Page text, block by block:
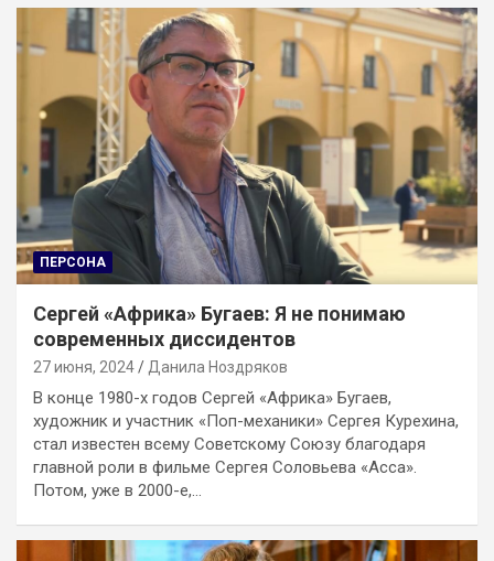
ПЕРСОНА
Сергей «Африка» Бугаев: Я не понимаю
современных диссидентов
27 июня, 2024 Данила Ноздряков
В конце 1980-х годов Сергей «Африка» Бугаев,
художник и участник «Поп-механики» Сергея Курехина,
стал известен всему Советскому Союзу благодаря
главной роли в фильме Сергея Соловьева «Асса».
Потом, уже в 2000-е,…